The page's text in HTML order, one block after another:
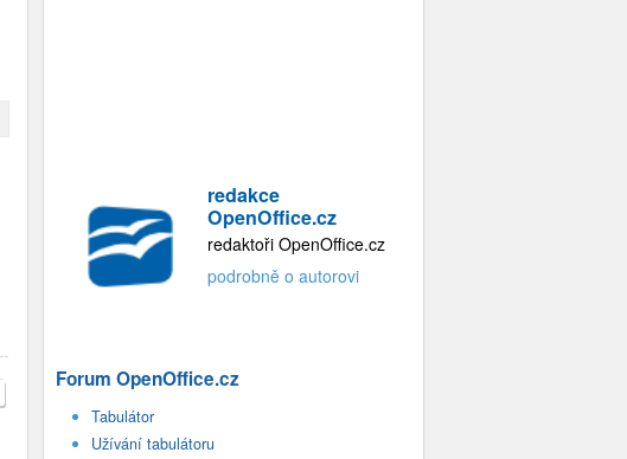
redakce
OpenOffice.cz
redaktoři OpenOffice.cz
podrobně o autorovi
Forum OpenOffice.cz
Tabulátor
Užívání tabulátoru